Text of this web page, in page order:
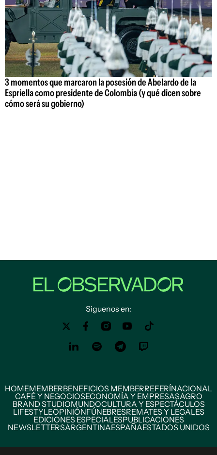
3 momentos que marcaron la posesión de Abelardo de la
Espriella como presidente de Colombia (y qué dicen sobre
cómo será su gobierno)
Siguenos en:
HOMEMEMBERBENEFICIOS MEMBERREFERÍNACIONAL
CAFÉ Y NEGOCIOSECONOMÍA Y EMPRESASAGRO
BRAND STUDIOMUNDOCULTURA Y ESPECTÁCULOS
LIFESTYLEOPINIÓNFÚNEBRESREMATES Y LEGALES
EDICIONES ESPECIALESPUBLICACIONES
NEWSLETTERSARGENTINAESPAÑAESTADOS UNIDOS